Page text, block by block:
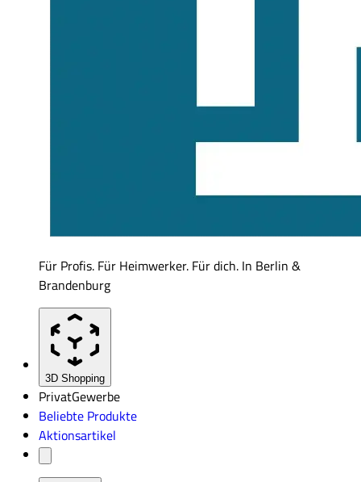
Für Profis. Für Heimwerker. Für dich. In Berlin &
Brandenburg
3D Shopping
PrivatGewerbe
Beliebte Produkte
Aktionsartikel